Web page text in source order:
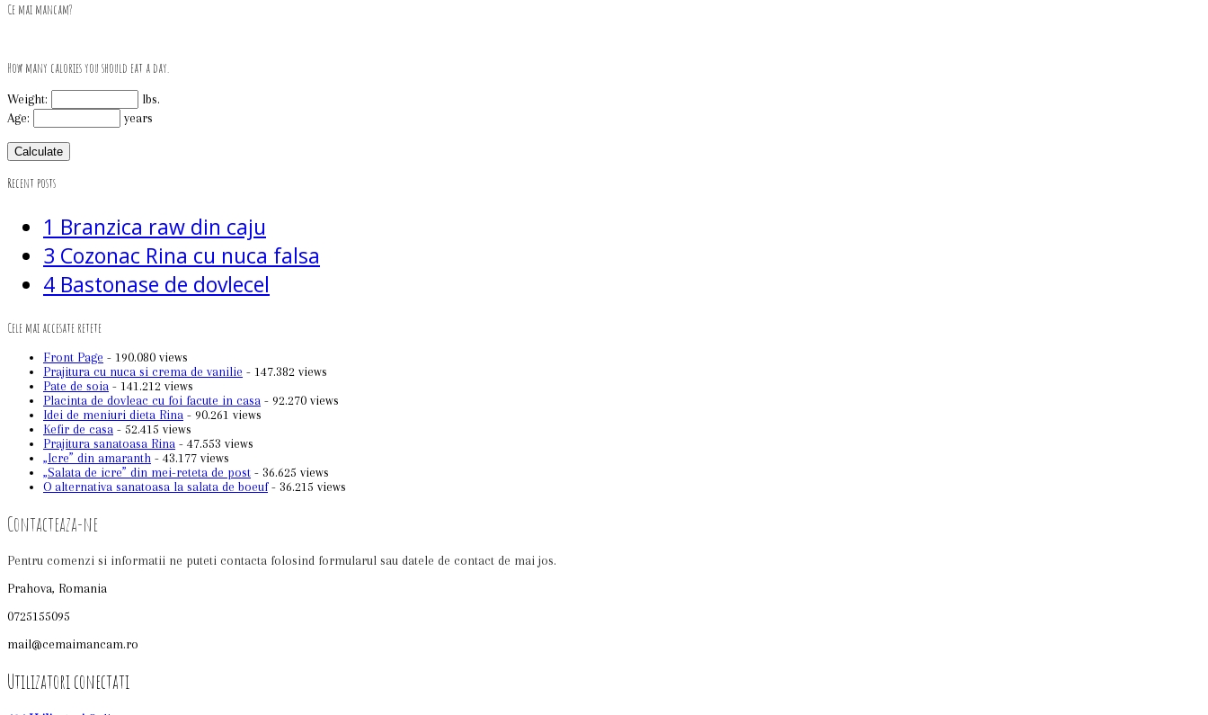
Ce mai mancam?
How many calories you should eat a day.
Weight:
lbs.
Age:
years
Recent posts
1 Branzica raw din caju
3 Cozonac Rina cu nuca falsa
4 Bastonase de dovlecel
Cele mai accesate retete
Front Page - 190.080 views
Prajitura cu nuca si crema de vanilie - 147.382 views
Pate de soia - 141.212 views
Placinta de dovleac cu foi facute in casa - 92.270 views
Idei de meniuri dieta Rina - 90.261 views
Kefir de casa - 52.415 views
Prajitura sanatoasa Rina - 47.553 views
„Icre” din amaranth - 43.177 views
„Salata de icre” din mei-reteta de post - 36.625 views
O alternativa sanatoasa la salata de boeuf- 36.215 views
Contacteaza-ne
Pentru comenzi si informatii ne puteti contacta folosind formularul sau datele de contact de mai jos.
Prahova, Romania
0725155095
mail@cemaimancam.ro
Utilizatori conectati